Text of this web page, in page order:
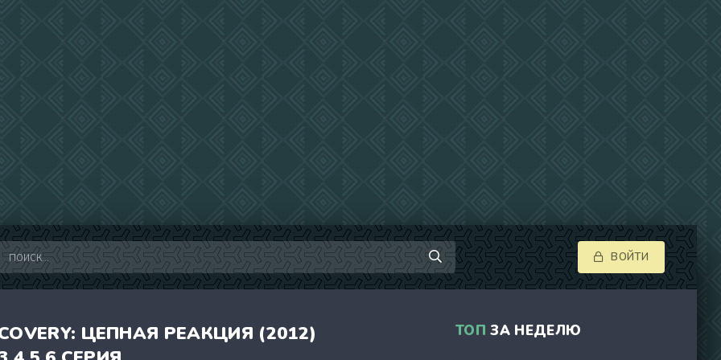
ВОЙТИ
ЦЕПНАЯ РЕАКЦИЯ (2012)
ТОП ЗА НЕДЕЛЮ